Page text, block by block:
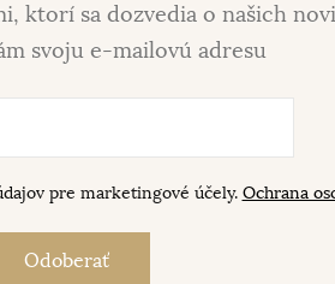
ktorí sa dozvedia o našich
svoju e-mailovú adresu
pre marketingové účely. Ochrana